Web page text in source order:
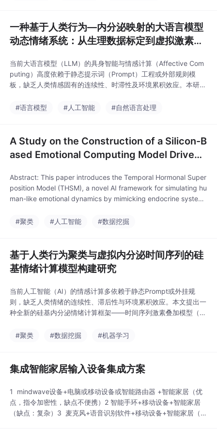
一种基于人类行为—内分泌映射的大语言模型
动态情绪系统：从生理数据标定到虚拟激素驱
当前大语言模型（LLM）的具身智能与情感计算（Affective Com
puting）高度依赖于静态提示词（Prompt）工程或外部规则模
板，缺乏人类情感固有的连续性、时滞性及环境累积效应。本研究
传统情感计算的先验规则设定，开创性地设计了一条“人类生理数
#语言模型 #人工智能 #自然语言处理
A Study on the Construction of a Silicon-B
ased Emotional Computing Model Driven
Abstract: This paper introduces the Temporal Hormonal Super
position Model (THSM), a novel AI framework for simulating hu
man-like emotional dynamics by mimicking endocrine system i
#聚类
#人工智能 #数据挖掘
基于人类行为聚类与虚拟内分泌时间序列的硅
基情绪计算模型构建研究
当前人工智能（AI）的情感计算多依赖于静态Prompt或外挂规
则，缺乏人类情绪的连续性、滞后性与环境累积效应。本文提出一
种全新的硅基内分泌情绪计算框架——时间序列激素叠加模型（Te
对多模态人类行为大数据进行无监督聚类，提取“情景-激素响应”的
#聚类 #数据挖掘 #机器学习
集成智能家居输入设备集成方案
1 mindwave设备+电脑或移动设备或智能路由器 +智能家居（优
点，指令加密性，缺点不便携）2 智能手环+移动设备+智能家居
（缺点：复杂）3 麦克风+语音识别软件+移动设备+智能家居（优